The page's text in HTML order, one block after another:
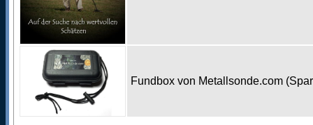
Fundbox von Metallsonde.com